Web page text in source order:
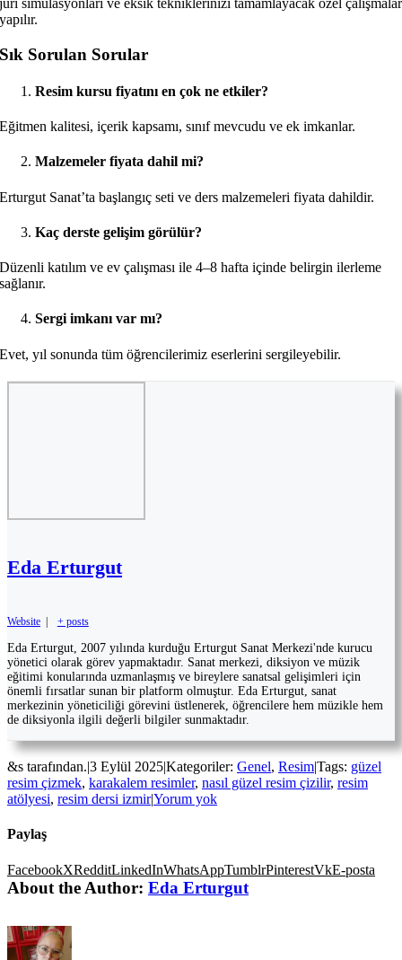
jüri simülasyonları ve eksik tekniklerinizi tamamlayacak özel çalışmalar
yapılır.
Sık Sorulan Sorular
Resim kursu fiyatını en çok ne etkiler?
Eğitmen kalitesi, içerik kapsamı, sınıf mevcudu ve ek imkanlar.
Malzemeler fiyata dahil mi?
Erturgut Sanat’ta başlangıç seti ve ders malzemeleri fiyata dahildir.
Kaç derste gelişim görülür?
Düzenli katılım ve ev çalışması ile 4–8 hafta içinde belirgin ilerleme
sağlanır.
Sergi imkanı var mı?
Evet, yıl sonunda tüm öğrencilerimiz eserlerini sergileyebilir.
Eda Erturgut
Website + posts
Eda Erturgut, 2007 yılında kurduğu Erturgut Sanat Merkezi'nde kurucu
yönetici olarak görev yapmaktadır. Sanat merkezi, diksiyon ve müzik
eğitimi konularında uzmanlaşmış ve bireylere sanatsal gelişimleri için
önemli fırsatlar sunan bir platform olmuştur. Eda Erturgut, sanat
merkezinin yöneticiliği görevini üstlenerek, öğrencilere hem müzikle hem
de diksiyonla ilgili değerli bilgiler sunmaktadır.
&s tarafından.|3 Eylül 2025|Kategoriler: Genel, Resim|Tags: güzel
resim çizmek, karakalem resimler, nasıl güzel resim çizilir, resim
atölyesi, resim dersi izmir|Yorum yok
Paylaş
FacebookXRedditLinkedInWhatsAppTumblrPinterestVkE-posta
About the Author: Eda Erturgut